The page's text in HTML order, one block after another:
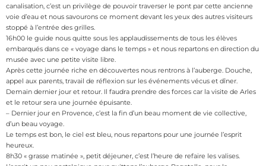
canalisation, c’est un privilège de pouvoir traverser le pont par cette ancienne
voie d’eau et nous savourons ce moment devant les yeux des autres visiteurs
stoppé à l’entrée des grilles.
16h00 le guide nous quitte sous les applaudissements de tous les élèves
embarqués dans ce « voyage dans le temps » et nous repartons en direction du
musée avec une petite visite libre.
Après cette journée riche en découvertes nous rentrons à l’auberge. Douche,
appel aux parents, travail de réflexion sur les événements vécus et dîner.
Demain dernier jour et retour. Il faudra prendre des forces car la visite de Arles
et le retour sera une journée épuisante.
– Dernier jour en Provence, c’est la fin d’un beau moment de vie collective,
d’un beau voyage.
Le temps est bon, le ciel est bleu, nous repartons pour une journée l’esprit
heureux.
8h30 « grasse matinée », petit déjeuner, c’est l’heure de refaire les valises.